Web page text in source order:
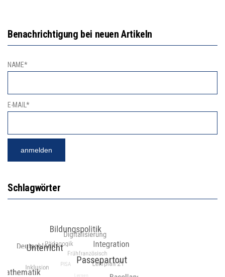
Benachrichtigung bei neuen Artikeln
NAME*
E-MAIL*
Schlagwörter